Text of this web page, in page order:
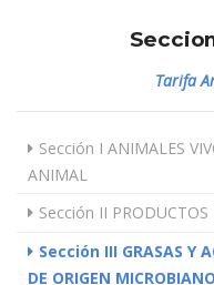
Tarifa
Sección I ANIMALES
ANIMAL
Sección II PRODUCTOS
Sección III GRASAS Y
DE ORIGEN